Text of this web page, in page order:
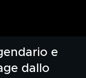
e
dallo